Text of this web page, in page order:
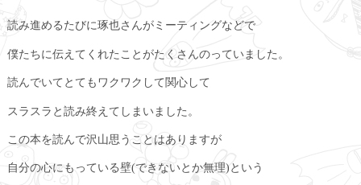
読み進めるたびに琢也さんがミーティングなどで
僕たちに伝えてくれたことがたくさんのっていました。
読んでいてとてもワクワクして関心して
スラスラと読み終えてしまいました。
この本を読んで沢山思うことはありますが
自分の心にもっている壁(できないとか無理)という